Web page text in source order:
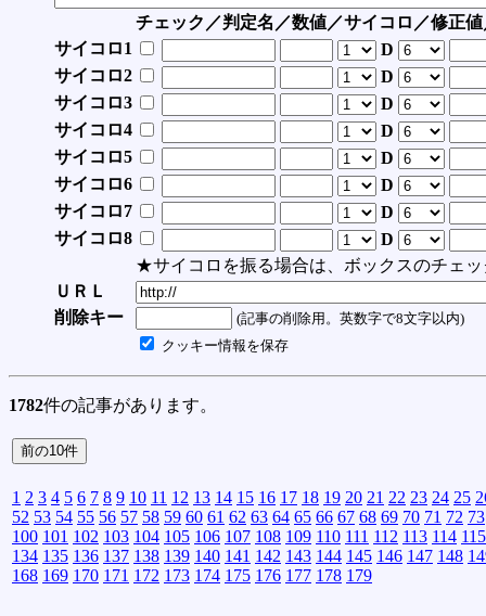
チェック／判定名／数値／サイコロ／修正
サイコロ1
D
サイコロ2
D
サイコロ3
D
サイコロ4
D
サイコロ5
D
サイコロ6
D
サイコロ7
D
サイコロ8
D
★サイコロを振る場合は、ボックスのチェッ
ＵＲＬ
削除キー
(記事の削除用。英数字で8文字以内)
クッキー情報を保存
1782件の記事があります。
1 2 3 4 5 6 7 8 9 10 11 12 13 14 15 16 17 18 19 20 21 22 23 24 25
52 53 54 55 56 57 58 59 60 61 62 63 64 65 66 67 68 69 70 71 72 73
100 101 102 103 104 105 106 107 108 109 110 111 112 113 114 115
134 135 136 137 138 139 140 141 142 143 144 145 146 147 148
168 169 170 171 172 173 174 175 176 177 178 179